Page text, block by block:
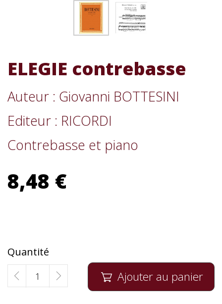
ELEGIE contrebasse
Auteur : Giovanni BOTTESINI
Editeur : RICORDI
Contrebasse et piano
8,48 €
Quantité
 Ajouter au panier